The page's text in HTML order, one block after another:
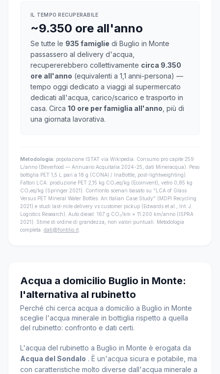
IL TEMPO RECUPERABILE
~9.350 ore all'anno
Se tutte le 935 famiglie di Buglio in Monte
passassero al delivery d'acqua,
recupererebbero collettivamente circa 9.350
ore all'anno (equivalenti a 1,1 anni-persona) —
tempo oggi dedicato a viaggi al supermercato
dedicati all'acqua, carico/scarico e trasporto in
casa. Circa 10 ore per famiglia all'anno , più di
una giornata lavorativa.
Metodologia: popolazione ISTAT via Wikipedia. Consumo pro capite 259
L/anno (Beverfood — Annuario Acquitalia 2024-25, dati Mineracqua). Peso
bottiglia PET 1,5 L pari a 18 g (CONAI / InaBottle, post-lightweighting).
Fattori LCA: produzione PET 2,15 kg CO₂eq/kg (Ecoinvent), vetro 0,85 kg
CO₂eq/kg (Springer 2021). Confronto scenari basato su "LCA of Glass
Versus PET Mineral Water Bottles: An Italian Case Study" (MDPI Recycling
2021) e studi last-mile delivery vs customer pickup (Edwards et al., Int. J.
Logistics Research). Auto diesel: 167 g CO₂/km × 11.200 km/anno (ISPRA
2021). Stime di ordine di grandezza, non valori puntuali. Metodologia
completa: dati@fontilio.it
Acqua a domicilio Buglio in Monte:
l'alternativa al rubinetto
Perché chi cerca acqua a domicilio a Buglio in Monte
sceglie l'acqua minerale in bottiglia rispetto a quella
del rubinetto: confronto e dati certi.
L'acqua del rubinetto a Buglio in Monte è erogata da
Acqua del Sondalo . È un'acqua sicura e potabile, ma
con caratteristiche molto diverse dall'acqua minerale a